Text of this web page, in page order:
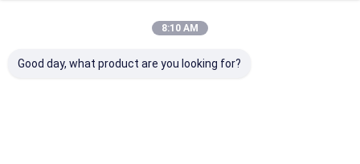
8:10 AM
Good day, what product are you looking for?